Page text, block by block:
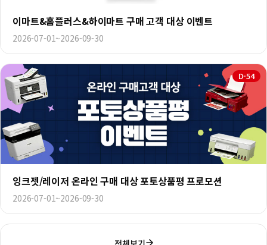
이마트&홈플러스&하이마트 구매 고객 대상 이벤트
2026-07-01~2026-09-30
D-54
잉크젯/레이저 온라인 구매 대상 포토상품평 프로모션
2026-07-01~2026-09-30